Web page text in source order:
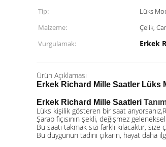
Tip:
Lüks
Malzeme:
Çelik,
Vurgulamak:
Erkek
Ürün Açıklaması
Erkek Richard Mille Saatler
Erkek Richard Mille Saatleri
Lüks kişilik gösteren bir saat arıyorsanız,
Şarap fıçısının şekli, değişmez
Bu saati takmak sizi farklı kılacaktır, size
Bu duygunun tadını çıkarın, hayat daha